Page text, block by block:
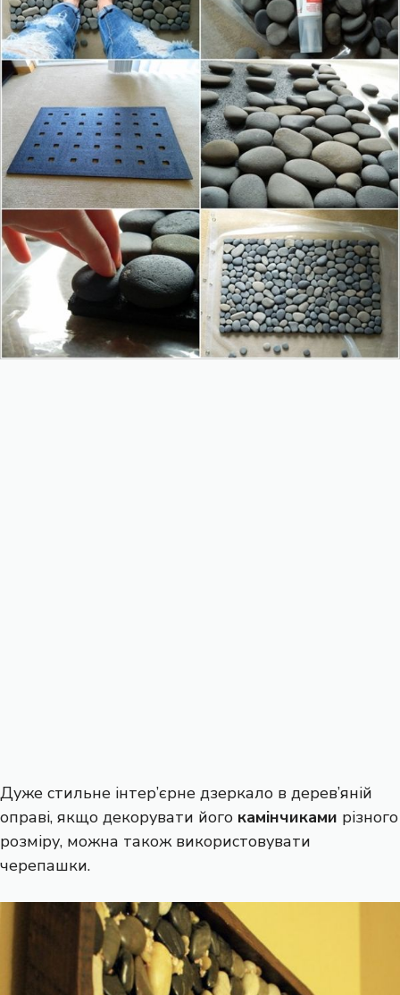
Дуже стильне інтер’єрне дзеркало в дерев’яній
оправі, якщо декорувати його камінчиками різного
розміру, можна також використовувати
черепашки.